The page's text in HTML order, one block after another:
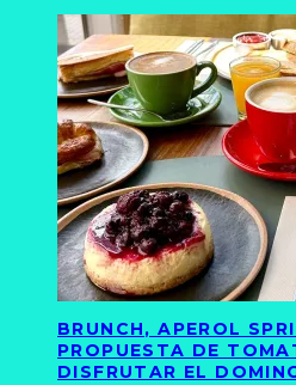
BRUNCH, APEROL
PROPUESTA DE
DISFRUTAR EL